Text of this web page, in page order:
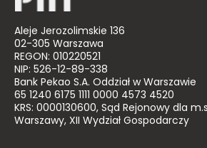
Aleje Jerozolimskie 136
02-305 Warszawa
REGON: 010220521
NIP: 526-12-89-338
Bank Pekao S.A. Oddział w Warszawie
65 1240 6175 1111 0000 4573 4520
KRS: 0000130600, Sąd Rejonowy dla
Warszawy, XII Wydział Gospodarczy